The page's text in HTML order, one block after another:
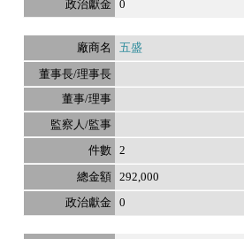
0
五盛
2
292,000
0